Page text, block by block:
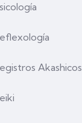
Akashicos